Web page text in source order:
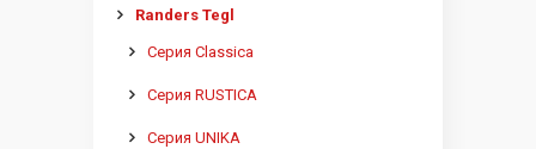
Randers Tegl
Серия Classica
Серия RUSTICA
Серия UNIKA